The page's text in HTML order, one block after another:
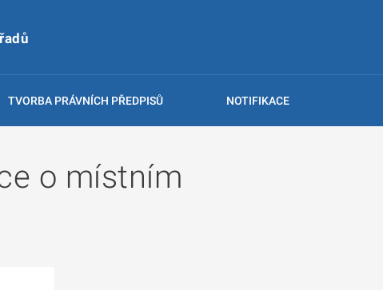
TVORBA PRÁVNÍCH PŘEDPISŮ NOTIFIKACE
o místním